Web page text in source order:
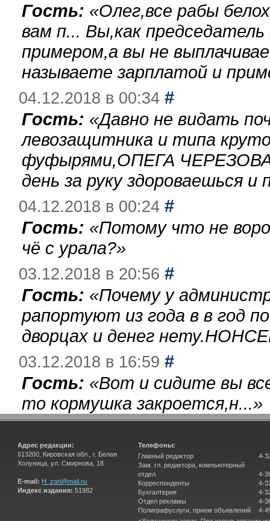
Гость: «Олег,все рабы
вам п... Вы,как
примером,а вы не
называете зарплатой и
04.12.2018 в 00:34 #
Гость: «Давно не видать
левозащитника и типа
фуфырями,ОПЕГА
день за руку здороваешься
04.12.2018 в 00:24 #
Гость: «Потому что не
чё с урала?»
03.12.2018 в 20:56 #
Гость: «Почему у
рапортуют из года в в год
дворцах и денег
03.12.2018 в 16:59 #
Гость: «Вот и сидите вы
то кормушка закроется,н...»
Адрес редакции:
613200, Кировская обл., г. Белая
Холуница, ул. Смирнова, 18
E-mail: H_zori@mail.ru
Индекс издания: 51982
Телефоны:
Главный редактор
Зам. гл. редактора, компьютерный
отдел
Корреспонденты
Бухгалтерия
Отдел рекламы
Полиграфуслуги, прием объявлений
4-
4-
4-
4-
4-
4-